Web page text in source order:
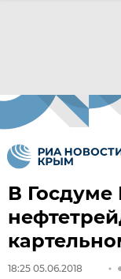
В Госдуме
18:25 05.06.2018